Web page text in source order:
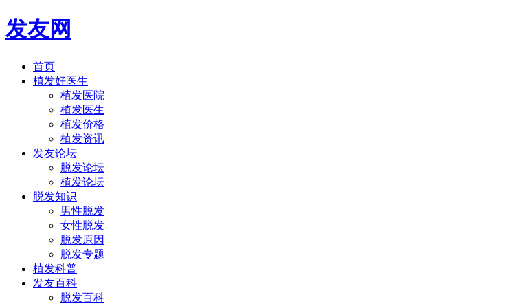
发友网
首页
植发好医生
植发医院
植发医生
植发价格
植发资讯
发友论坛
脱发论坛
植发论坛
脱发知识
男性脱发
女性脱发
脱发原因
脱发专题
植发科普
发友百科
脱发百科